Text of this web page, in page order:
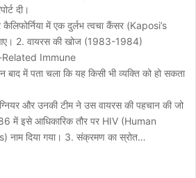
दी।
में एक दुर्लभ त्वचा कैंसर (Kaposi’s
2. वायरस की खोज (1983-1984)
Related Immune
में पता चला कि यह किसी भी व्यक्ति को हो सकता
और उनकी टीम ने उस वायरस की पहचान की जो
में इसे आधिकारिक तौर पर HIV (Human
दिया गया। 3. संक्रमण का स्रोत…